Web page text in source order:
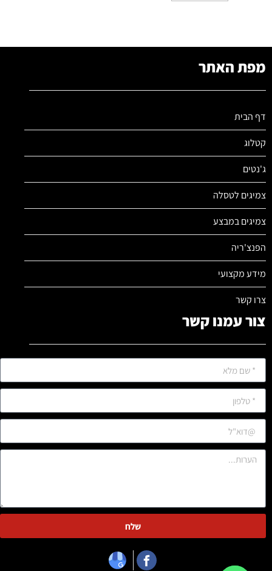
מפת האתר
דף הבית
קטלוג
ג'נטים
צמיגים לטסלה
צמיגים במבצע
הפנצ'ריה
מידע מקצועי
צרו קשר
צור עמנו קשר
שלח